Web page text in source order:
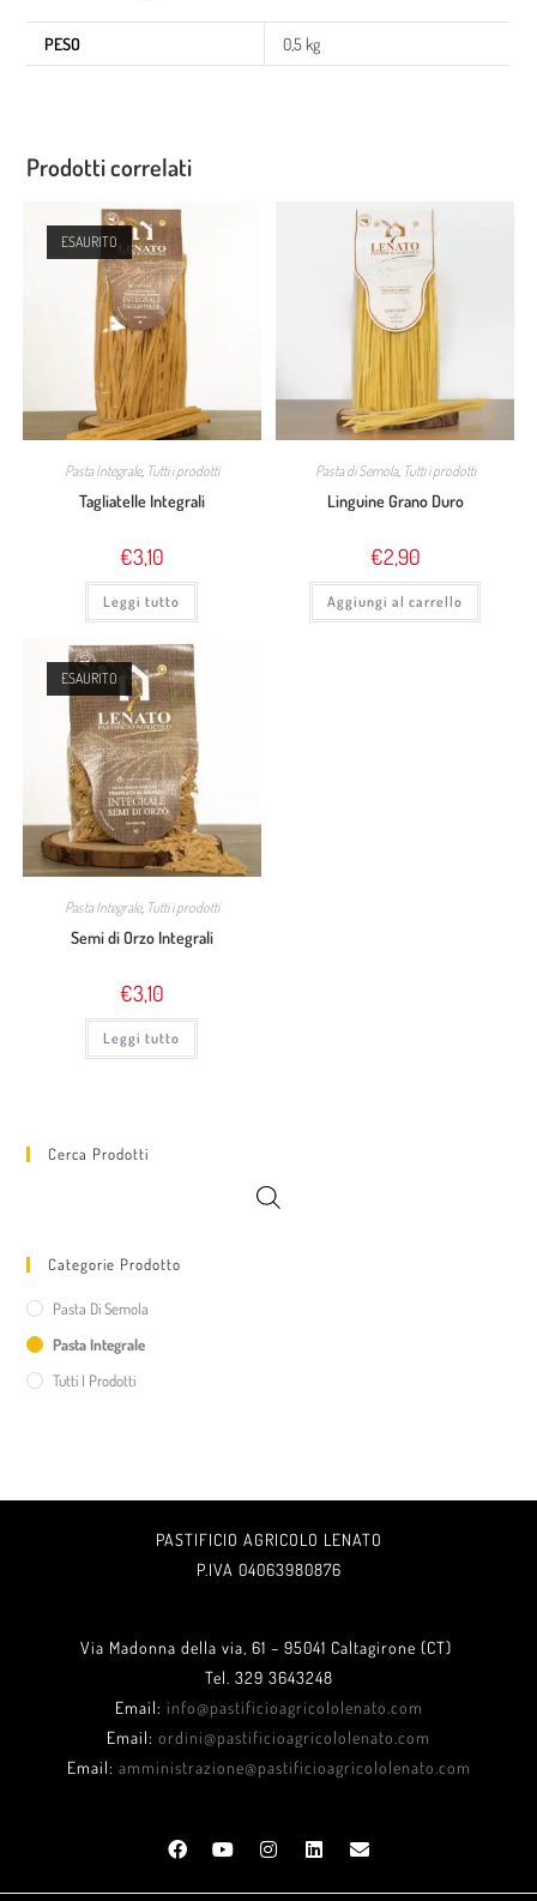
PESO 0,5 kg
Prodotti correlati
ESAURITO
Pasta Integrale, Tutti i prodotti
Tagliatelle Integrali
€3,10
Leggi tutto
Pasta di Semola, Tutti i prodotti
Linguine Grano Duro
€2,90
Aggiungi al carrello
ESAURITO
Pasta Integrale, Tutti i prodotti
Semi di Orzo Integrali
€3,10
Leggi tutto
Cerca Prodotti
Categorie Prodotto
Pasta Di Semola
Pasta Integrale
Tutti I Prodotti
PASTIFICIO AGRICOLO LENATO
P.IVA 04063980876
Via Madonna della via, 61 – 95041 Caltagirone (CT)
Tel. 329 3643248
Email: info@pastificioagricololenato.com
Email: ordini@pastificioagricololenato.com
Email: amministrazione@pastificioagricololenato.com